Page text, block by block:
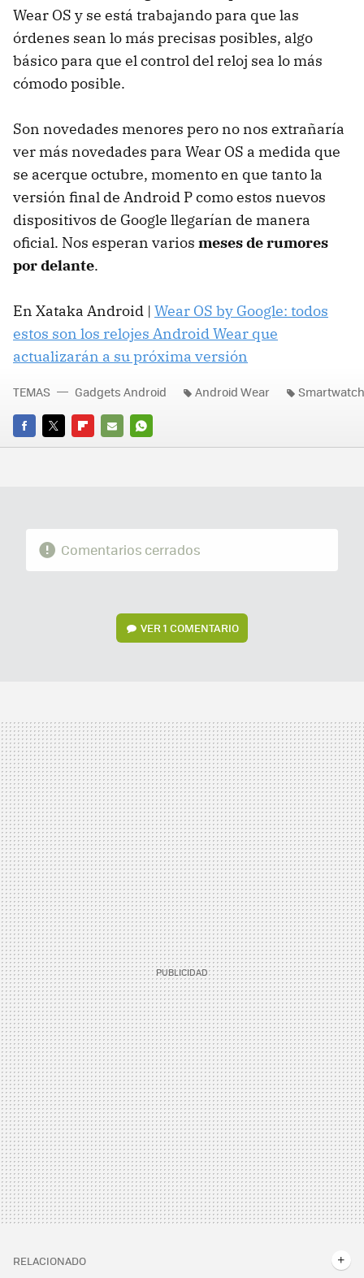
Wear OS y se está trabajando para que las
órdenes sean lo más precisas posibles, algo
básico para que el control del reloj sea lo más
cómodo posible.
Son novedades menores pero no nos extrañaría
ver más novedades para Wear OS a medida que
se acerque octubre, momento en que tanto la
versión final de Android P como estos nuevos
dispositivos de Google llegarían de manera
oficial. Nos esperan varios meses de rumores
por delante.
En Xataka Android | Wear OS by Google: todos
estos son los relojes Android Wear que
actualizarán a su próxima versión
FACEBOOK
TWITTERFLIPBOARD
E-
WHATSAPP
TEMAS Gadgets Android Android Wear Smartwatch
Comentarios cerrados
VER1 COMENTARIO
RELACIONADO